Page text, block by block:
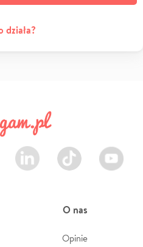
działa?
LinkedIn TikTok Youtube
O nas
Opinie